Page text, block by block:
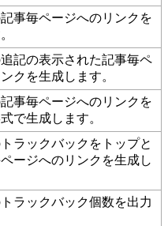
事毎ページへのリンクを
記の表示された記事毎ペ
クを生成します。
事毎ページへのリンクを
で生成します。
ラックバックをトップと
ージへのリンクを生成し
ラックバック個数を出力